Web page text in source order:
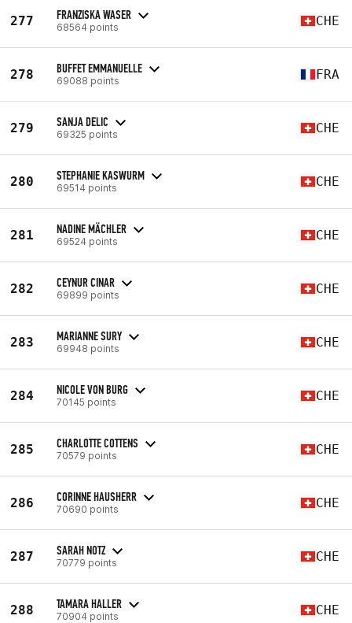
277 FRANZISKA WASER
68564 points CHE
278 BUFFET EMMANUELLE
69088 points FRA
279 SANJA DELIC
69325 points CHE
280 STEPHANIE KASWURM
69514 points CHE
281 NADINE MÄCHLER
69524 points CHE
282 CEYNUR CINAR
69899 points CHE
283 MARIANNE SURY
69948 points CHE
284 NICOLE VON BURG
70145 points CHE
285 CHARLOTTE COTTENS
70579 points CHE
286 CORINNE HAUSHERR
70690 points CHE
287 SARAH NOTZ
70779 points CHE
288 TAMARA HALLER
70904 points CHE